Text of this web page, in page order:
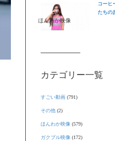
ほんわか映像
コーヒ
たちの
カテゴリー一覧
すごい動画 (791)
その他 (2)
ほんわか映像 (579)
ガクブル映像 (172)